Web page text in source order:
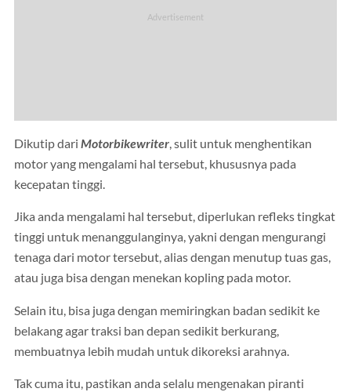
Dikutip dari Motorbikewriter , sulit untuk menghentikan
motor yang mengalami hal tersebut, khususnya pada
kecepatan tinggi.
Jika anda mengalami hal tersebut, diperlukan refleks tingkat
tinggi untuk menanggulanginya, yakni dengan mengurangi
tenaga dari motor tersebut, alias dengan menutup tuas gas,
atau juga bisa dengan menekan kopling pada motor.
Selain itu, bisa juga dengan memiringkan badan sedikit ke
belakang agar traksi ban depan sedikit berkurang,
membuatnya lebih mudah untuk dikoreksi arahnya.
Tak cuma itu, pastikan anda selalu mengenakan piranti